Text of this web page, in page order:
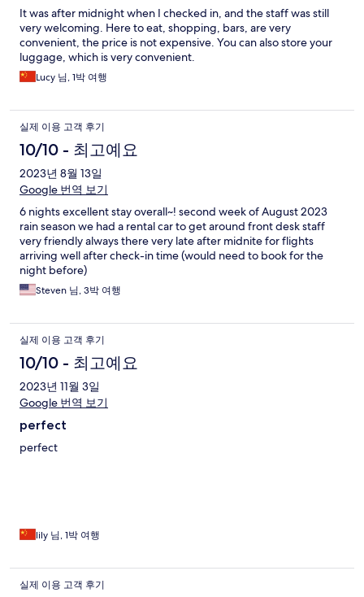
It was after midnight when I checked in, and the staff was still
very welcoming. Here to eat, shopping, bars, are very
convenient, the price is not expensive. You can also store your
luggage, which is very convenient.
Lucy 님, 1박 여행
실제 이용 고객 후기
10/10 - 최고예요
2023년 8월 13일
Google 번역 보기
6 nights excellent stay overall~! second week of August 2023
rain season we had a rental car to get around front desk staff
very friendly always there very late after midnite for flights
arriving well after check-in time (would need to book for the
night before)
Steven 님, 3박 여행
실제 이용 고객 후기
10/10 - 최고예요
2023년 11월 3일
Google 번역 보기
perfect
perfect
lily 님, 1박 여행
실제 이용 고객 후기